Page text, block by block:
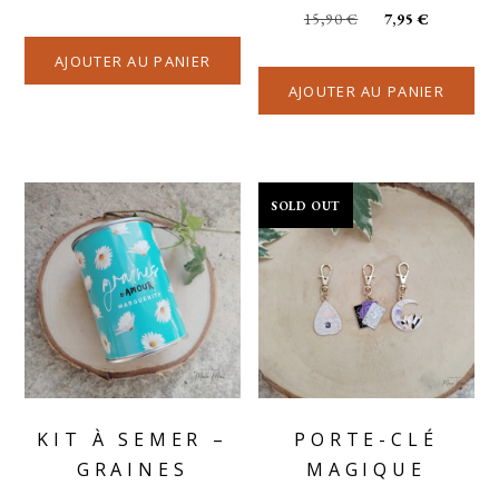
AJOUTER AU PANIER
15,90€ 7,95€
AJOUTER AU PANIER
KIT À SEMER –
GRAINES
SOLD OUT
PORTE-CLÉ
MAGIQUE